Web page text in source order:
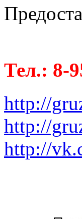
Тел.: 8-
http://
http://
http://